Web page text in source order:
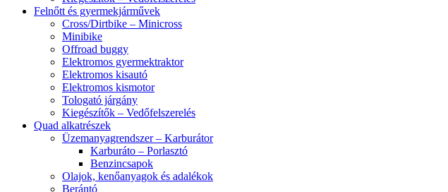
Felnőtt és gyermekjárművek
Cross/Dirtbike – Minicross
Minibike
Offroad buggy
Elektromos gyermektraktor
Elektromos kisautó
Elektromos kismotor
Tologató járgány
Kiegészítők – Vedőfelszerelés
Quad alkatrészek
Üzemanyagrendszer – Karburátor
Karburáto – Porlasztó
Benzincsapok
Olajok, kenőanyagok és adalékok
Berántó